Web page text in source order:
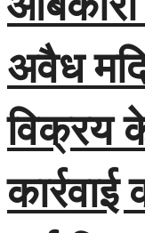
अवैध
विक्रय